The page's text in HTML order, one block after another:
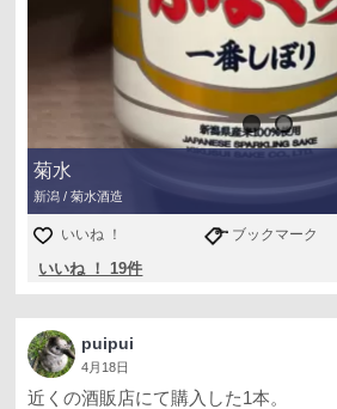
菊水
新潟 / 菊水酒造
いいね ！ ブックマーク
いいね ！ 19件
puipui
4月18日
近くの酒販店にて購入した1本。